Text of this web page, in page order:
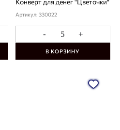
Конверт для денег "Цветочки"
Артикул: 330022
- +
В КОРЗИНУ